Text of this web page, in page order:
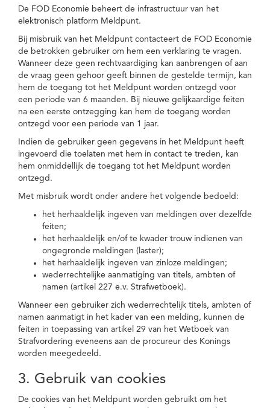
De FOD Economie beheert de infrastructuur van het
elektronisch platform Meldpunt.
Bij misbruik van het Meldpunt contacteert de FOD Economie
de betrokken gebruiker om hem een verklaring te vragen.
Wanneer deze geen rechtvaardiging kan aanbrengen of aan
de vraag geen gehoor geeft binnen de gestelde termijn, kan
hem de toegang tot het Meldpunt worden ontzegd voor
een periode van 6 maanden. Bij nieuwe gelijkaardige feiten
na een eerste ontzegging kan hem de toegang worden
ontzegd voor een periode van 1 jaar.
Indien de gebruiker geen gegevens in het Meldpunt heeft
ingevoerd die toelaten met hem in contact te treden, kan
hem onmiddellijk de toegang tot het Meldpunt worden
ontzegd.
Met misbruik wordt onder andere het volgende bedoeld:
het herhaaldelijk ingeven van meldingen over dezelfde
feiten;
het herhaaldelijk en/of te kwader trouw indienen van
ongegronde meldingen (laster);
het herhaaldelijk ingeven van zinloze meldingen;
wederrechtelijke aanmatiging van titels, ambten of
namen (artikel 227 e.v. Strafwetboek).
Wanneer een gebruiker zich wederrechtelijk titels, ambten of
namen aanmatigt in het kader van een melding, kunnen de
feiten in toepassing van artikel 29 van het Wetboek van
Strafvordering eveneens aan de procureur des Konings
worden meegedeeld.
3. Gebruik van cookies
De cookies van het Meldpunt worden gebruikt om het